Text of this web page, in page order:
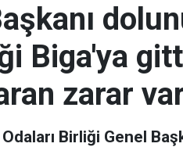
Biga'ya
zarar
Birliği Genel